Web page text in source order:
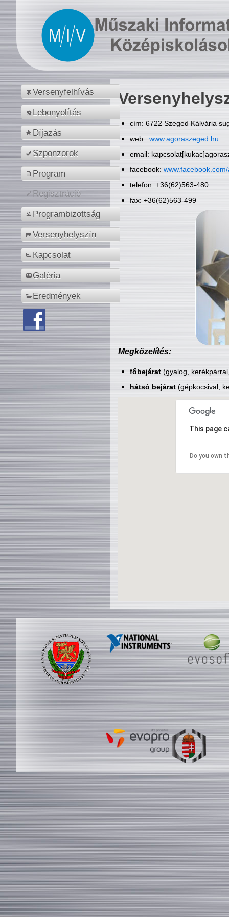
Versenyfelhívás
Lebonyolítás
Díjazás
Szponzorok
Program
Regisztráció
Programbizottság
Versenyhelyszín
Kapcsolat
Galéria
Eredmények
cím: 6722 Szeged Kálvária
web: www.agoraszeged.hu
email:
facebook:
telefon: +36(62)563-480
fax: +36(62)563-499
Megközelítés:
főbejárat(gyalog,
hátsó bejárat(gépkocsival,
This page
Do you own